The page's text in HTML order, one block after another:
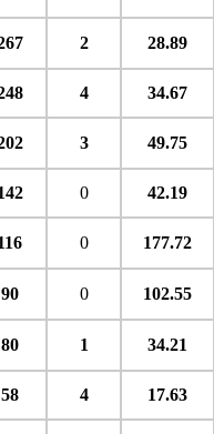
2 28.89
4 34.67
3 49.75
0 42.19
0 177.72
90 0 102.55
80 1 34.21
58 4 17.63